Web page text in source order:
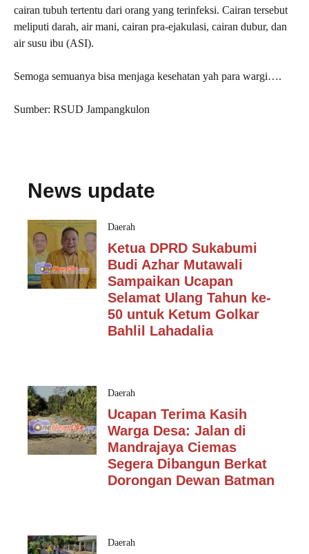
cairan tubuh tertentu dari orang yang terinfeksi. Cairan tersebut
meliputi darah, air mani, cairan pra-ejakulasi, cairan dubur, dan
air susu ibu (ASI).
Semoga semuanya bisa menjaga kesehatan yah para wargi….
Sumber: RSUD Jampangkulon
News update
Daerah
Ketua DPRD Sukabumi
Budi Azhar Mutawali
Sampaikan Ucapan
Selamat Ulang Tahun ke-
50 untuk Ketum Golkar
Bahlil Lahadalia
Daerah
Ucapan Terima Kasih
Warga Desa: Jalan di
Mandrajaya Ciemas
Segera Dibangun Berkat
Dorongan Dewan Batman
Daerah